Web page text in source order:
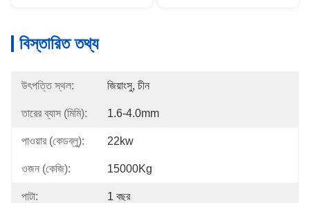
বিস্তারিত তথ্য
উৎপত্তি স্থল: জিয়াংসু, চীন
তারের ব্যাস (মিমি): 1.6-4.0mm
পাওয়ার (কেডব্লু): 22kw
ওজন (কেজি): 15000Kg
পাটা: 1 বছর